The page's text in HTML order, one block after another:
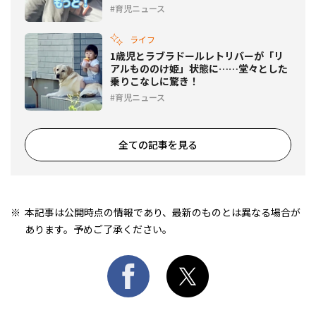
育児ニュース
ライフ
1歳児とラブラドールレトリバーが「リ
アルもののけ姫」状態に……堂々とした
乗りこなしに驚き！
育児ニュース
全ての記事を見る
本記事は公開時点の情報であり、最新のものとは異なる場合が
あります。予めご了承ください。